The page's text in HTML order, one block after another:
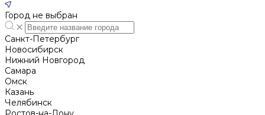
Город не выбран
Санкт-Петербург
Новосибирск
Нижний Новгород
Cамара
Омск
Казань
Челябинск